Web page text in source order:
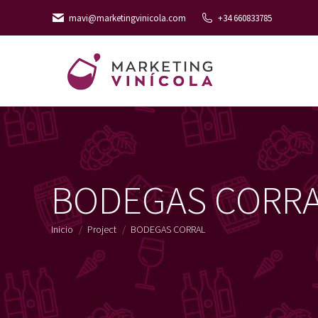
mavi@marketingvinicola.com +34 660833785
BODEGAS
Estás aquí:
Inicio Project BODEGAS CORRAL